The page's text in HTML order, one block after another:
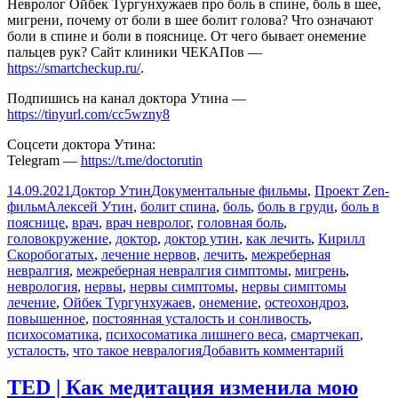
Невролог Ойбек Тургунхужаев про боль в спине, боль в шее,
мигрени, почему от боли в шее болит голова? Что означают
боли в спине и боли в пояснице. От чего бывает онемение
пальцев рук? Сайт клиники ЧЕКАПов —
https://smartcheckup.ru/.
Подпишись на канал доктора Утина —
https://tinyurl.com/cc5wzny8
Соцсети доктора Утина:
Telegram — https://t.me/doctorutin
Опубликовано
14.09.2021 Автор
Доктор УтинРубрики
Документальные фильмы, Проект Zen-
фильмМетки
Алексей Утин, болит спина, боль, боль в груди, боль в
пояснице, врач, врач невролог, головная боль,
головокружение, доктор, доктор утин, как лечить, Кирилл
Скоробогатых, лечение нервов, лечить, межреберная
невралгия, межреберная невралгия симптомы, мигрень,
неврология, нервы, нервы симптомы, нервы симптомы
лечение, Ойбек Тургунхужаев, онемение, остеохондроз,
повышенное, постоянная усталость и сонливость,
психосоматика, психосоматика лишнего веса, смартчекап,
усталость, что такое невралогияДобавить комментарий
Почему
TED | Как медитация изменила мою